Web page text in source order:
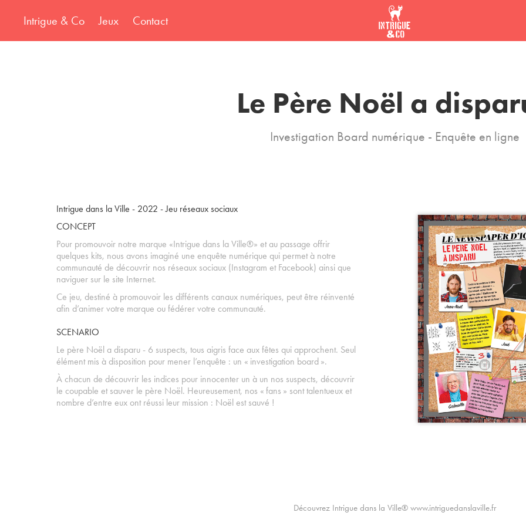
Intrigue & Co Jeux Contact
Le Père Noël a
Investigation Board numérique - Enquête en ligne
Intrigue dans la Ville - 2022 - Jeu réseaux sociaux
CONCEPT
Pour promouvoir notre marque «Intrigue dans la Ville®» et au passage offrir
quelques kits, nous avons imaginé une enquête numérique qui permet à notre
communauté de découvrir nos réseaux sociaux (Instagram et Facebook) ainsi que
naviguer sur le site Internet.
Ce jeu, destiné à promouvoir les différents canaux numériques, peut être réinventé
afin d’animer votre marque ou fédérer votre communauté.
SCENARIO
Le père Noël a disparu - 6 suspects, tous aigris face aux fêtes qui approchent. Seul
élément mis à disposition pour mener l’enquête : un « investigation board ».
À chacun de découvrir les indices pour innocenter un à un nos suspects, découvrir
le coupable et sauver le père Noël. Heureusement, nos « fans » sont talentueux et
nombre d’entre eux ont réussi leur mission : Noël est sauvé !
Découvrez Intrigue dans la Ville® www.intriguedanslaville.fr